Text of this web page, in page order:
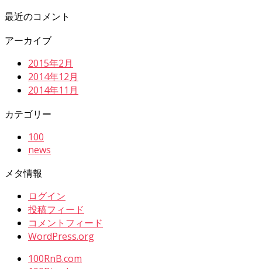
最近のコメント
アーカイブ
2015年2月
2014年12月
2014年11月
カテゴリー
100
news
メタ情報
ログイン
投稿フィード
コメントフィード
WordPress.org
100RnB.com